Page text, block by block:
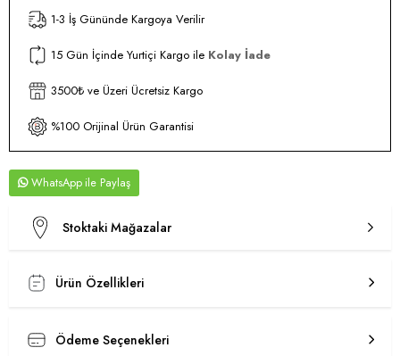
1-3 İş Gününde Kargoya Verilir
15 Gün İçinde Yurtiçi Kargo ile Kolay İade
3500₺ ve Üzeri Ücretsiz Kargo
%100 Orijinal Ürün Garantisi
WhatsApp
Stoktaki Mağazalar
Ürün Özellikleri
Ödeme Seçenekleri